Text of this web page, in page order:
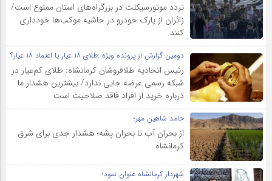
تردد موتورسیکلت در بزرگراه‌های استان ممنوع است/
زائران از پارک خودرو در حاشیه موکب‌ها خودداری
کنند
دومین گزارش از پرونده ویژه :طلای ۱۸ عیار یا اعتماد ۱۸ عیار؟
رئیس اتحادیه طلافروشان کرمانشاه: طلای کم‌عیار در
شبکه رسمی عرضه جایی ندارد/ بیشترین هشدار ما
درباره خرید از افراد فاقد صلاحیت است
حامد شاهین مهر؛
از بحران آب تا بحران پشه؛ هشدار جدی برای شرق
کرمانشاه
شهردار کرمانشاه عنوان نمود؛